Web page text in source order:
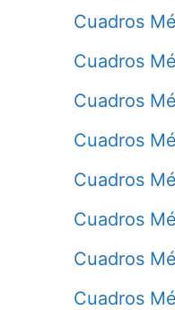
Cuadros
Cuadros
Cuadros
Cuadros
Cuadros
Cuadros
Cuadros
Cuadros